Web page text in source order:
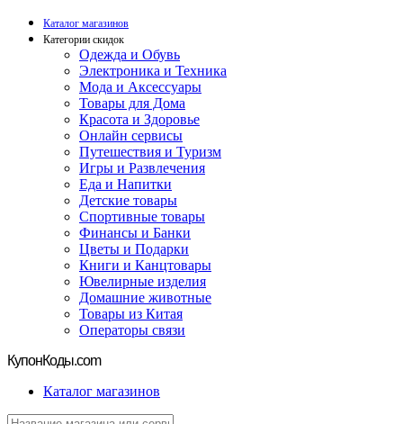
Каталог магазинов
Категории скидок
Одежда и Обувь
Электроника и Техника
Мода и Аксессуары
Товары для Дома
Красота и Здоровье
Онлайн сервисы
Путешествия и Туризм
Игры и Развлечения
Еда и Напитки
Детские товары
Спортивные товары
Финансы и Банки
Цветы и Подарки
Книги и Канцтовары
Ювелирные изделия
Домашние животные
Товары из Китая
Операторы связи
КупонКоды.com
Каталог магазинов